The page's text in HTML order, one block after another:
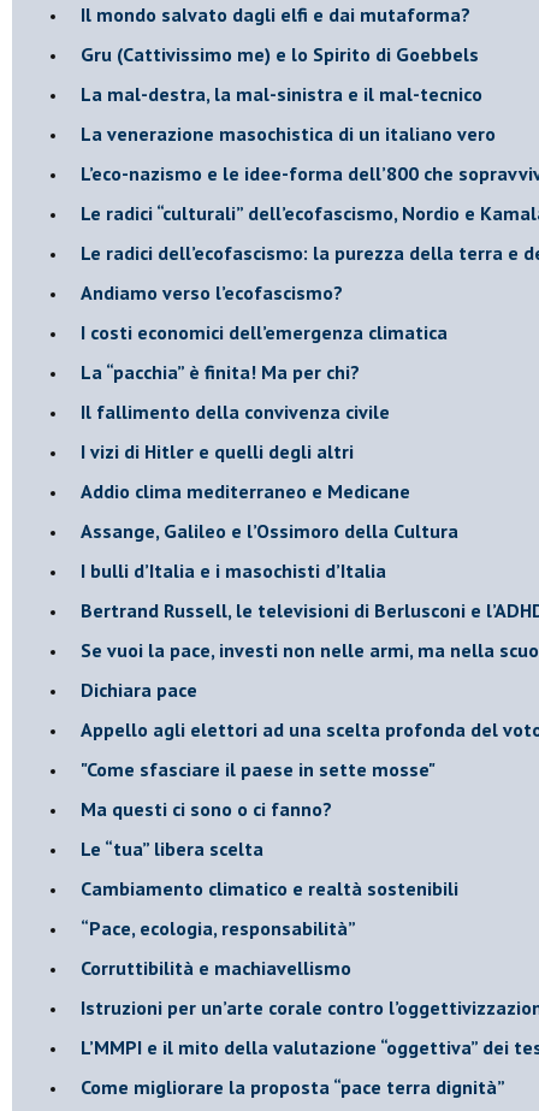
​Il mondo salvato dagli elfi e dai mutaforma?
Gru (Cattivissimo me) e lo Spirito di Goebbels
​La mal-destra, la mal-sinistra e il mal-tecnico
​La venerazione masochistica di un italiano vero
​L’eco-nazismo e le idee-forma dell’800 che
​Le radici “culturali” dell’ecofascismo, Nordio e
Le radici dell’ecofascismo: la purezza della terra e
Andiamo verso l’ecofascismo?
I costi economici dell’emergenza climatica
​La “pacchia” è finita! Ma per chi?
​Il fallimento della convivenza civile
​I vizi di Hitler e quelli degli altri
Addio clima mediterraneo e Medicane
​Assange, Galileo e l’Ossimoro della Cultura
​I bulli d’Italia e i masochisti d’Italia
​Bertrand Russell, le televisioni di Berlusconi e
​Se vuoi la pace, investi non nelle armi, ma nella
​Dichiara pace
​Appello agli elettori ad una scelta profonda del
"Come sfasciare il paese in sette mosse"
​Ma questi ci sono o ci fanno?
​Le “tua” libera scelta
Cambiamento climatico e realtà sostenibili
“Pace, ecologia, responsabilità”
​Corruttibilità e machiavellismo
Istruzioni per un’arte corale contro
​L’MMPI e il mito della valutazione “oggettiva” dei
Come migliorare la proposta “pace terra dignità”